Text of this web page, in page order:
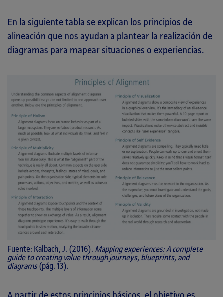
En la siguiente tabla se explican los principios de
alineación que nos ayudan a plantear la realización de
diagramas para mapear situaciones o experiencias.
Fuente: Kalbach, J. (2016). Mapping experiences: A complete
guide to creating value through journeys, blueprints, and
diagrams(pág. 13).